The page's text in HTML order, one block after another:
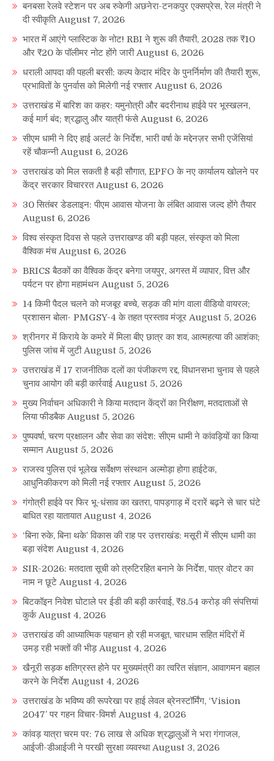
बनबसा रेलवे स्टेशन पर अब रुकेगी अछनेरा-टनकपुर एक्सप्रेस, रेल मंत्री ने
दी स्वीकृति August 7, 2026
भारत में आएंगे प्लास्टिक के नोट! RBI ने शुरू की तैयारी, 2028 तक ₹10
और ₹20 के पॉलीमर नोट होंगे जारी August 6, 2026
धराली आपदा की पहली बरसी: कल्प केदार मंदिर के पुनर्निर्माण की तैयारी शुरू,
प्रभावितों के पुनर्वास को मिलेगी नई रफ्तार August 6, 2026
उत्तराखंड में बारिश का कहर: यमुनोत्री और बदरीनाथ हाईवे पर भूस्खलन,
कई मार्ग बंद; श्रद्धालु और यात्री फंसे August 6, 2026
सीएम धामी ने दिए हाई अलर्ट के निर्देश, भारी वर्षा के मद्देनज़र सभी एजेंसियां
रहें चौकन्नी August 6, 2026
उत्तराखंड को मिल सकती है बड़ी सौगात, EPFO के नए कार्यालय खोलने पर
केंद्र सरकार विचाररत August 6, 2026
30 सितंबर डेडलाइन: पीएम आवास योजना के लंबित आवास जल्द होंगे तैयार
August 6, 2026
विश्व संस्कृत दिवस से पहले उत्तराखण्ड की बड़ी पहल, संस्कृत को मिला
वैश्विक मंच August 6, 2026
BRICS बैठकों का वैश्विक केंद्र बनेगा जयपुर, अगस्त में व्यापार, वित्त और
पर्यटन पर होगा महामंथन August 5, 2026
14 किमी पैदल चलने को मजबूर बच्चे, सड़क की मांग वाला वीडियो वायरल;
प्रशासन बोला- PMGSY-4 के तहत प्रस्ताव मंजूर August 5, 2026
श्रीनगर में किराये के कमरे में मिला बीए छात्र का शव, आत्महत्या की आशंका;
पुलिस जांच में जुटी August 5, 2026
उत्तराखंड में 17 राजनीतिक दलों का पंजीकरण रद्द, विधानसभा चुनाव से पहले
चुनाव आयोग की बड़ी कार्रवाई August 5, 2026
मुख्य निर्वाचन अधिकारी ने किया मतदान केंद्रों का निरीक्षण, मतदाताओं से
लिया फीडबैक August 5, 2026
पुष्पवर्षा, चरण प्रक्षालन और सेवा का संदेश: सीएम धामी ने कांवड़ियों का किया
सम्मान August 5, 2026
राजस्व पुलिस एवं भूलेख सर्वेक्षण संस्थान अल्मोड़ा होगा हाईटेक,
आधुनिकीकरण को मिली नई रफ्तार August 5, 2026
गंगोत्री हाईवे पर फिर भू-धंसाव का खतरा, पापड़गाड़ में दरारें बढ़ने से चार घंटे
बाधित रहा यातायात August 4, 2026
‘बिना रुके, बिना थके’ विकास की राह पर उत्तराखंड: मसूरी में सीएम धामी का
बड़ा संदेश August 4, 2026
SIR-2026: मतदाता सूची को त्रुटिरहित बनाने के निर्देश, पात्र वोटर का
नाम न छूटे August 4, 2026
बिटकॉइन निवेश घोटाले पर ईडी की बड़ी कार्रवाई, ₹8.54 करोड़ की संपत्तियां
कुर्क August 4, 2026
उत्तराखंड की आध्यात्मिक पहचान हो रही मजबूत, चारधाम सहित मंदिरों में
उमड़ रही भक्तों की भीड़ August 4, 2026
खैनूरी सड़क क्षतिग्रस्त होने पर मुख्यमंत्री का त्वरित संज्ञान, आवागमन बहाल
करने के निर्देश August 4, 2026
उत्तराखंड के भविष्य की रूपरेखा पर हाई लेवल ब्रेनस्टॉर्मिंग, ‘Vision
2047’ पर गहन विचार-विमर्श August 4, 2026
कांवड़ यात्रा चरम पर: 76 लाख से अधिक श्रद्धालुओं ने भरा गंगाजल,
आईजी-डीआईजी ने परखी सुरक्षा व्यवस्था August 3, 2026